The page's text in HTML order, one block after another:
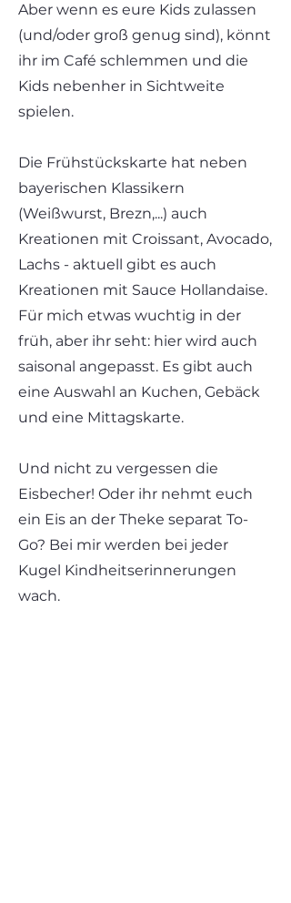
Aber wenn es eure Kids zulassen
(und/oder groß genug sind), könnt
ihr im Café schlemmen und die
Kids nebenher in Sichtweite
spielen.
Die Frühstückskarte hat neben
bayerischen Klassikern
(Weißwurst, Brezn,...) auch
Kreationen mit Croissant, Avocado,
Lachs - aktuell gibt es auch
Kreationen mit Sauce Hollandaise.
Für mich etwas wuchtig in der
früh, aber ihr seht: hier wird auch
saisonal angepasst. Es gibt auch
eine Auswahl an Kuchen, Gebäck
und eine Mittagskarte.
Und nicht zu vergessen die
Eisbecher! Oder ihr nehmt euch
ein Eis an der Theke separat To-
Go? Bei mir werden bei jeder
Kugel Kindheitserinnerungen
wach.